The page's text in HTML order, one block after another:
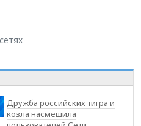
Дружба российских тигра и
козла насмешила